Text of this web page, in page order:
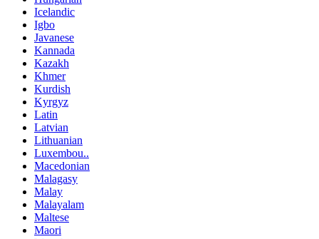
Icelandic
Igbo
Javanese
Kannada
Kazakh
Khmer
Kurdish
Kyrgyz
Latin
Latvian
Lithuanian
Luxembou..
Macedonian
Malagasy
Malay
Malayalam
Maltese
Maori